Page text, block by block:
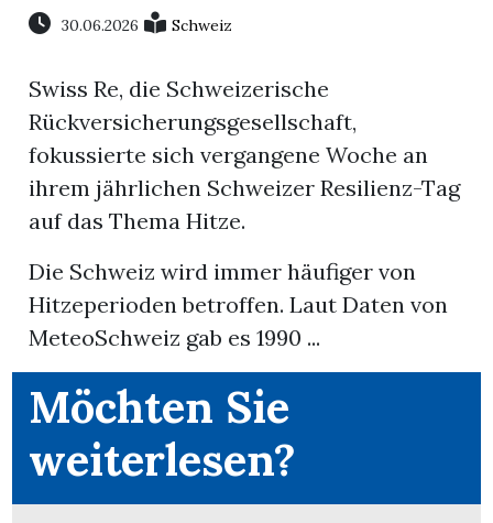
30.06.2026 Schweiz
Swiss Re, die Schweizerische
Rückversicherungsgesellschaft,
fokussierte sich vergangene Woche an
ihrem jährlichen Schweizer Resilienz-Tag
auf das Thema Hitze.
Die Schweiz wird immer häufiger von
Hitzeperioden betroffen. Laut Daten von
MeteoSchweiz gab es 1990 ...
Möchten Sie
weiterlesen?